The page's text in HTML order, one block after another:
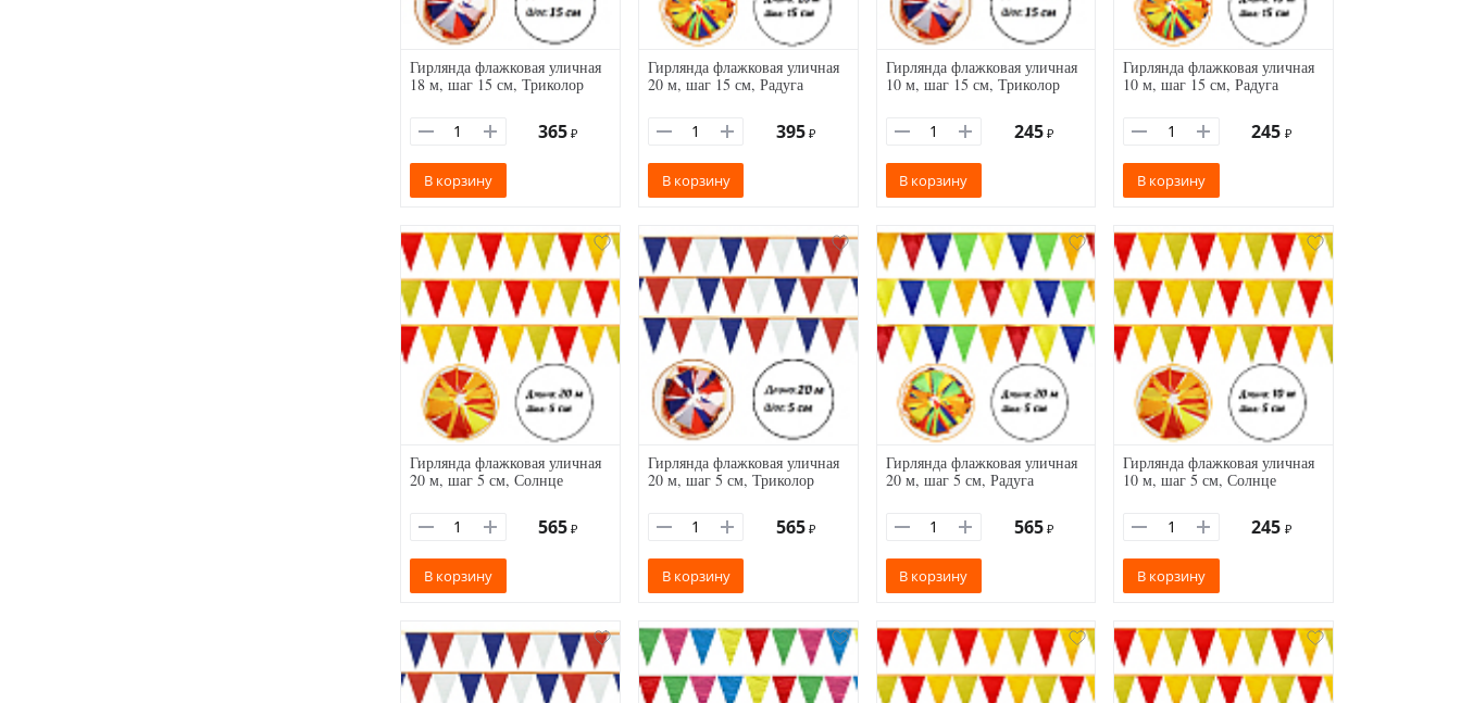
Гирлянда флажковая уличная
18 м, шаг 15 см, Триколор
365 ₽
В корзину
Гирлянда флажковая уличная
20 м, шаг 15 см, Радуга
395 ₽
В корзину
Гирлянда флажковая уличная
10 м, шаг 15 см, Триколор
245 ₽
В корзину
Гирлянда флажковая уличная
10 м, шаг 15 см, Радуга
245 ₽
В корзину
Гирлянда флажковая уличная
20 м, шаг 5 см, Солнце
565 ₽
В корзину
Гирлянда флажковая уличная
20 м, шаг 5 см, Триколор
565 ₽
В корзину
Гирлянда флажковая уличная
20 м, шаг 5 см, Радуга
565 ₽
В корзину
Гирлянда флажковая уличная
10 м, шаг 5 см, Солнце
245 ₽
В корзину